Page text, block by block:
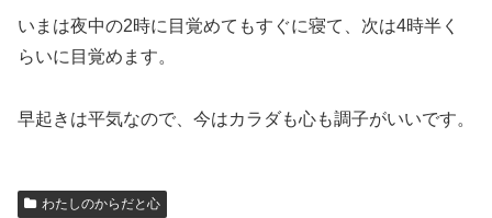
いまは夜中の2時に目覚めてもすぐに寝て、次は4時半く
らいに目覚めます。
早起きは平気なので、今はカラダも心も調子がいいです。
わたしのからだと心